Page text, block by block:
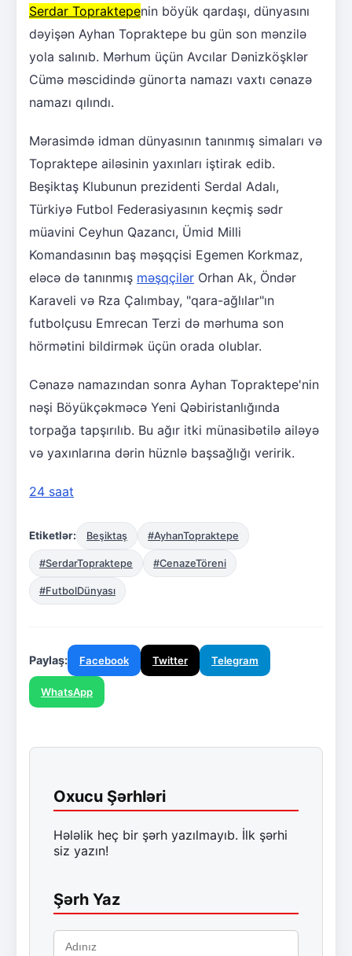
Serdar Topraktepenin böyük qardaşı, dünyasını
dəyişən Ayhan Topraktepe bu gün son mənzilə
yola salınıb. Mərhum üçün Avcılar Dənizköşklər
Cümə məscidində günorta namazı vaxtı cənazə
namazı qılındı.
Mərasimdə idman dünyasının tanınmış simaları və
Topraktepe ailəsinin yaxınları iştirak edib.
Beşiktaş Klubunun prezidenti Serdal Adalı,
Türkiyə Futbol Federasiyasının keçmiş sədr
müavini Ceyhun Qazancı, Ümid Milli
Komandasının baş məşqçisi Egemen Korkmaz,
eləcə də tanınmış məşqçilər Orhan Ak, Öndər
Karaveli və Rza Çalımbay, "qara-ağlılar"ın
futbolçusu Emrecan Terzi də mərhuma son
hörmətini bildirmək üçün orada olublar.
Cənazə namazından sonra Ayhan Topraktepe'nin
nəşi Böyükçəkməcə Yeni Qəbiristanlığında
torpağa tapşırılıb. Bu ağır itki münasibətilə ailəyə
və yaxınlarına dərin hüznlə başsağlığı veririk.
24 saat
Etiketlər: Beşiktaş #AyhanTopraktepe
#SerdarTopraktepe #CenazeTöreni
#FutbolDünyası
Paylaş: Facebook Twitter Telegram
WhatsApp
Oxucu Şərhləri
Hələlik heç bir şərh yazılmayıb. İlk şərhi
siz yazın!
Şərh Yaz